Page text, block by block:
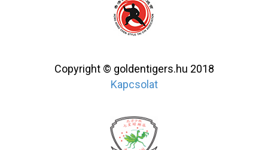
Copyright © goldentigers.hu 2018
Kapcsolat